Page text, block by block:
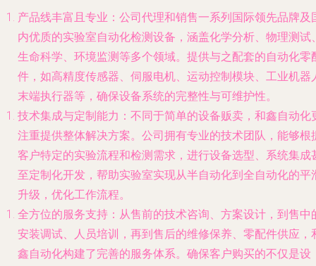
产品线丰富且专业 ：公司代理和销售一系列国际领先品牌及
内优质的实验室自动化检测设备，涵盖化学分析、物理测试
生命科学、环境监测等多个领域。提供与之配套的自动化零
件，如高精度传感器、伺服电机、运动控制模块、工业机器
末端执行器等，确保设备系统的完整性与可维护性。
技术集成与定制能力 ：不同于简单的设备贩卖，和鑫自动化
注重提供整体解决方案。公司拥有专业的技术团队，能够根
客户特定的实验流程和检测需求，进行设备选型、系统集成
至定制化开发，帮助实验室实现从半自动化到全自动化的平
升级，优化工作流程。
全方位的服务支持 ：从售前的技术咨询、方案设计，到售中
安装调试、人员培训，再到售后的维修保养、零配件供应，
鑫自动化构建了完善的服务体系。确保客户购买的不仅是设